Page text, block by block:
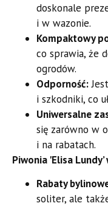
doskonale
i w wazonie.
Kompaktowy
co sprawia, że
ogrodów.
Odporność:
i szkodniki, co
Uniwersalne
się zarówno w
i na rabatach.
Piwonia 'Elisa
Rabaty
soliter, ale